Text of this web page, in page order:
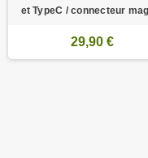
et TypeC / connecteur
29,90 €